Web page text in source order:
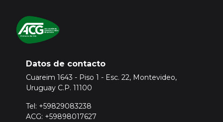
Datos de contacto
Cuareim 1643 - Piso 1 - Esc. 22, Montevideo,
Uruguay C.P. 11100
Tel: +59829083238
ACG: +59898017627